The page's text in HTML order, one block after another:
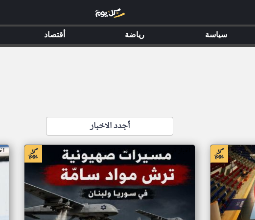
أجدد الاخبار
اخبار تونس من جريدة الشروق التونسية
سياسة رياضة أقتصاد